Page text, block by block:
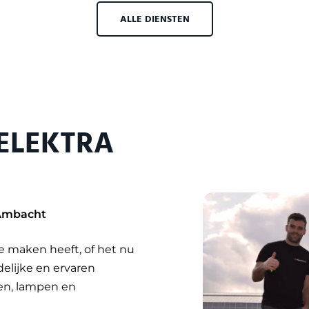
ALLE DIENSTEN
maken heeft, of het nu
en ervaren
lampen en